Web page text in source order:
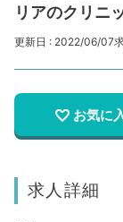
リアのクリニ
更新日 : 2022/06/07
お気に
求人詳細